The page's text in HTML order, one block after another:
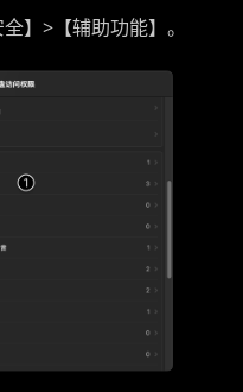
】>【辅助功能】。